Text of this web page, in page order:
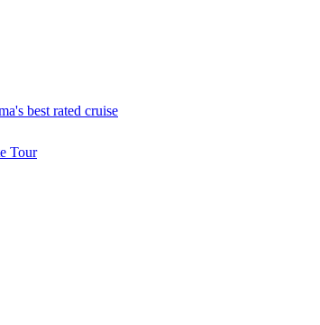
best rated cruise
Tour